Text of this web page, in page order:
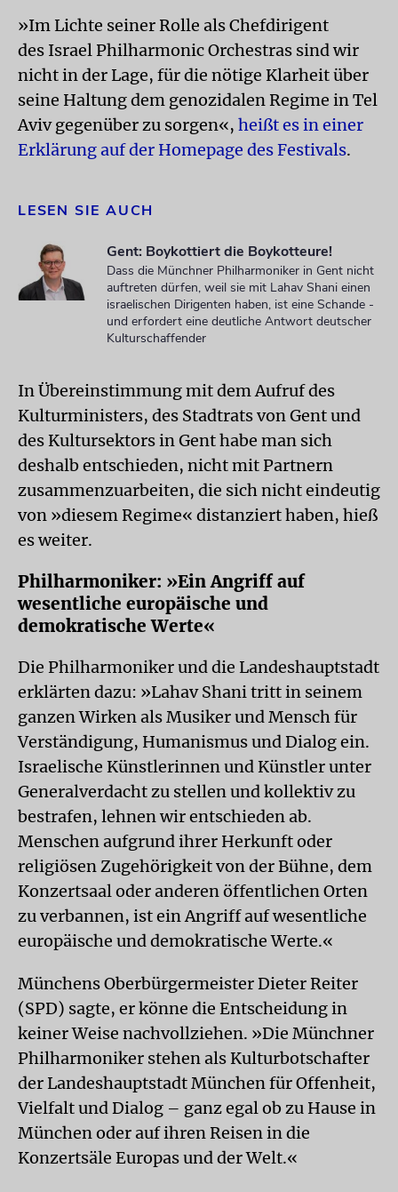
»Im Lichte seiner Rolle als Chefdirigent
des Israel Philharmonic Orchestras sind wir
nicht in der Lage, für die nötige Klarheit über
seine Haltung dem genozidalen Regime in Tel
Aviv gegenüber zu sorgen«, heißt es in einer
Erklärung auf der Homepage des Festivals.
LESEN SIE AUCH
Gent: Boykottiert die Boykotteure!
Dass die Münchner Philharmoniker in Gent nicht
auftreten dürfen, weil sie mit Lahav Shani einen
israelischen Dirigenten haben, ist eine Schande -
und erfordert eine deutliche Antwort deutscher
Kulturschaffender
In Übereinstimmung mit dem Aufruf des
Kulturministers, des Stadtrats von Gent und
des Kultursektors in Gent habe man sich
deshalb entschieden, nicht mit Partnern
zusammenzuarbeiten, die sich nicht eindeutig
von »diesem Regime« distanziert haben, hieß
es weiter.
Philharmoniker: »Ein Angriff auf
wesentliche europäische und
demokratische Werte«
Die Philharmoniker und die Landeshauptstadt
erklärten dazu: »Lahav Shani tritt in seinem
ganzen Wirken als Musiker und Mensch für
Verständigung, Humanismus und Dialog ein.
Israelische Künstlerinnen und Künstler unter
Generalverdacht zu stellen und kollektiv zu
bestrafen, lehnen wir entschieden ab.
Menschen aufgrund ihrer Herkunft oder
religiösen Zugehörigkeit von der Bühne, dem
Konzertsaal oder anderen öffentlichen Orten
zu verbannen, ist ein Angriff auf wesentliche
europäische und demokratische Werte.«
Münchens Oberbürgermeister Dieter Reiter
(SPD) sagte, er könne die Entscheidung in
keiner Weise nachvollziehen. »Die Münchner
Philharmoniker stehen als Kulturbotschafter
der Landeshauptstadt München für Offenheit,
Vielfalt und Dialog – ganz egal ob zu Hause in
München oder auf ihren Reisen in die
Konzertsäle Europas und der Welt.«